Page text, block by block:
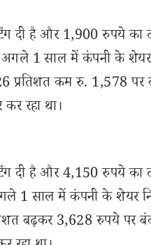
है और 1,900 रुपये का
1 साल में कंपनी के शेयर
कम रु. 1,578
रहा था।
है और 4,150 रुपये का
1 साल में कंपनी के शेयर
बढ़कर 3,628 रुपये पर